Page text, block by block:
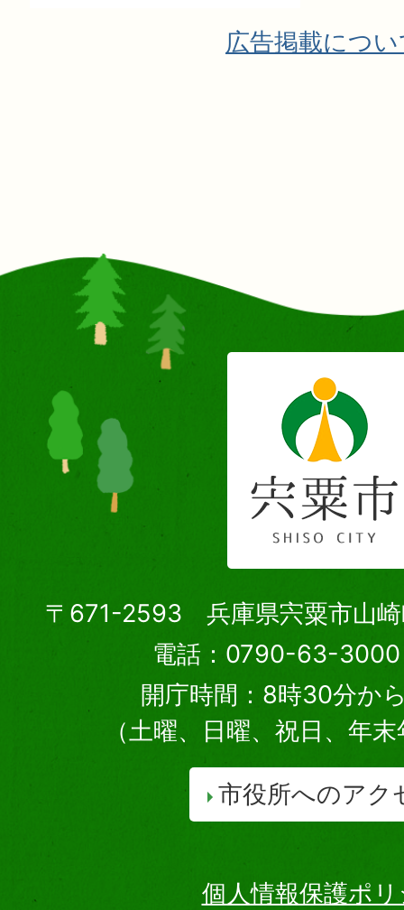
広告掲載につ
〒671-2593 兵庫県宍粟市山崎
電話：0790-63-3000
開庁時間：8時30分か
（土曜、日曜、祝日、年
市役所へのアク
個人情報保護ポ